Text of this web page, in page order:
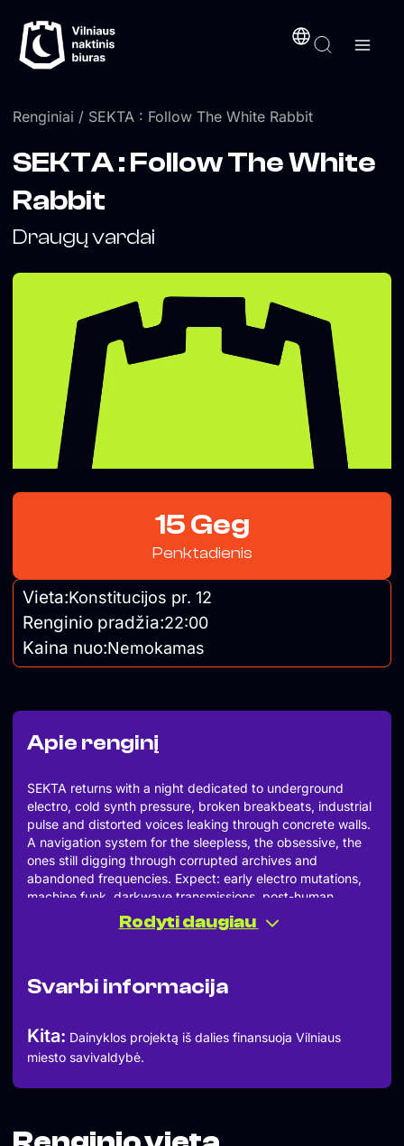
prie
turinio
Renginiai / SEKTA : Follow The White Rabbit
Apie renginį
SEKTA returns with a night dedicated to underground
electro, cold synth pressure, broken breakbeats, industrial
pulse and distorted voices leaking through concrete walls.
A navigation system for the sleepless, the obsessive, the
ones still digging through corrupted archives and
abandoned frequencies. Expect: early electro mutations,
machine funk, darkwave transmissions, post-human
romance, razor sharp drums and hidden frequencies from
beneath the city.
transmissions, post-human romance, razor sharp drums
Rodyti daugiau
Svarbi informacija
Kita: Dainyklos projektą iš dalies finansuoja Vilniaus
miesto savivaldybė.
SEKTA : Follow The White
Rabbit
Draugų vardai
15 Geg
Penktadienis
Vieta:Konstitucijos pr. 12
Renginio pradžia:22:00
Kaina nuo:Nemokamas